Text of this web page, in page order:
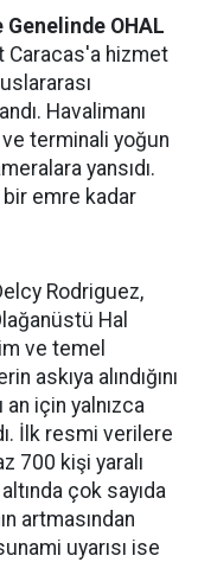
Genelinde OHAL
Caracas'a hizmet
Havalimanı
ve terminali yoğun
yansıdı.
emre kadar
Rodriguez,
Hal
ve temel
askıya alındığını
için yalnızca
İlk resmi verilere
700 kişi yaralı
çok sayıda
artmasından
uyarısı ise